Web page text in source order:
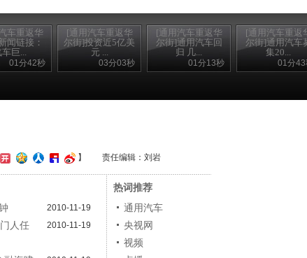
车重返华
闻链接：
巨...
01分42秒
[通用汽车重返华
尔街]投资近5亿美
元 ...
03分03秒
[通用汽车重返华
尔街]通用汽车回
归 几...
01分13秒
[通用汽车重返
尔街]通用汽车
集20...
01分43
】 责任编辑：刘岩
2010-11-19
人任
2010-11-19
热词推荐
通用汽车
央视网
视频